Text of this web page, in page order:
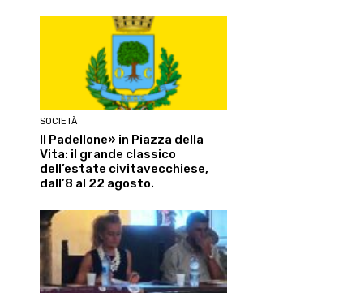
SOCIETÀ
Il Padellone» in Piazza della
Vita: il grande classico
dell’estate civitavecchiese,
dall’8 al 22 agosto.